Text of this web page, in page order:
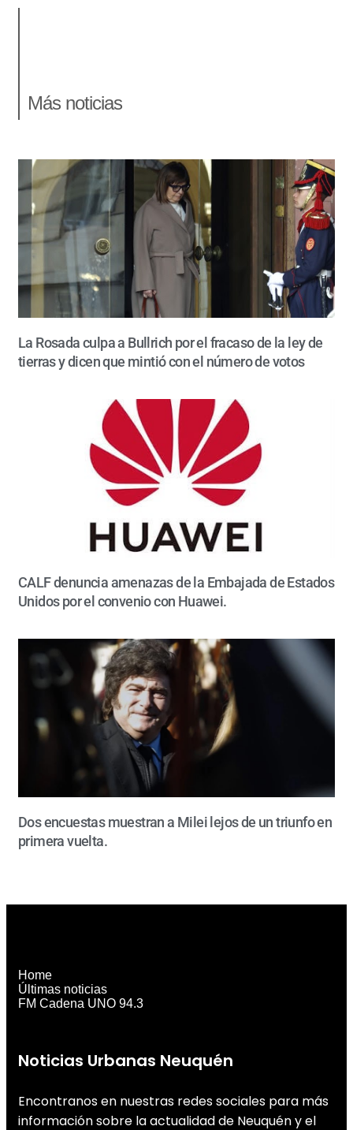
Más noticias
La Rosada culpa a Bullrich por el fracaso de la ley de
tierras y dicen que mintió con el número de votos
CALF denuncia amenazas de la Embajada de Estados
Unidos por el convenio con Huawei.
Dos encuestas muestran a Milei lejos de un triunfo en
primera vuelta.
Noticias Urbanas Neuquén
Encontranos en nuestras redes sociales para más
información sobre la actualidad de Neuquén y el
Home
Últimas noticias
FM Cadena UNO 94.3